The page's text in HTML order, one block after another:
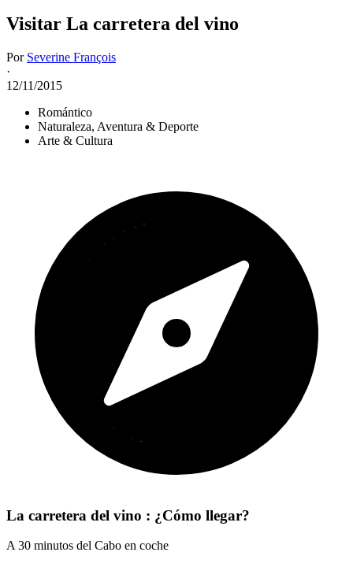
Visitar La carretera del vino
Por Severine François
·
12/11/2015
Romántico
Naturaleza, Aventura & Deporte
Arte & Cultura
La carretera del vino : ¿Cómo llegar?
A 30 minutos del Cabo en coche